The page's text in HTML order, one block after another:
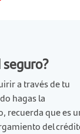
a través de tu
hagas la
recuerda que es
del